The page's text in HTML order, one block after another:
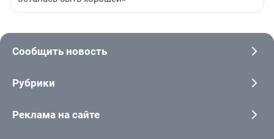
Сообщить новость
Рубрики
Реклама на сайте